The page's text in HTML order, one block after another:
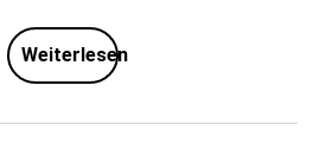
Weiterlesen